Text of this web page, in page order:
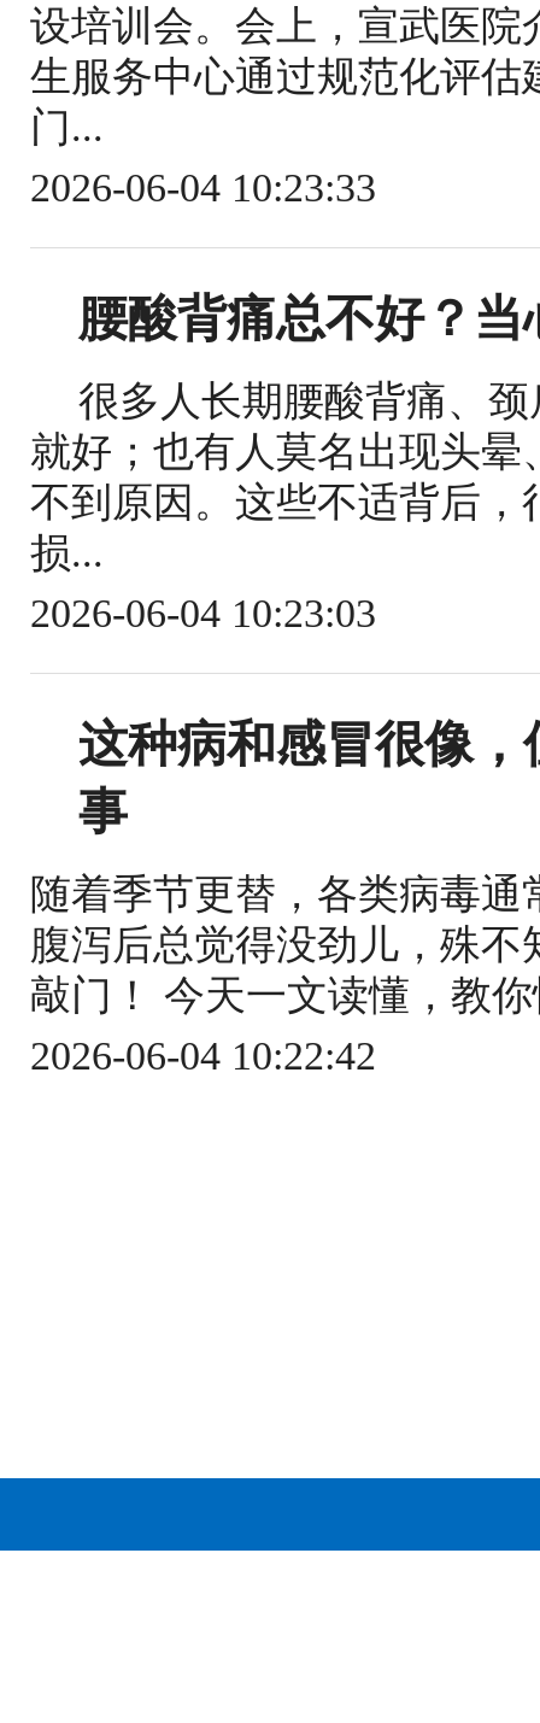
设培训会。会上，宣武医院
生服务中心通过规范化评
门...
2026-06-04 10:23:33
腰酸背痛总不好？
很多人长期腰酸背痛、
就好；也有人莫名出现头
不到原因。这些不适背后
损...
2026-06-04 10:23:03
这种病和感冒很像
事
随着季节更替，各类病毒
腹泻后总觉得没劲儿，殊
敲门！ 今天一文读懂，教
2026-06-04 10:22:42